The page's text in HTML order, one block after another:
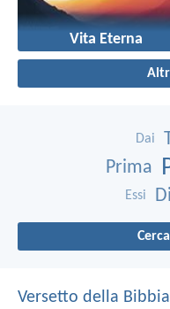
Vita Eterna
Dai
Prima
Essi
Versetto della